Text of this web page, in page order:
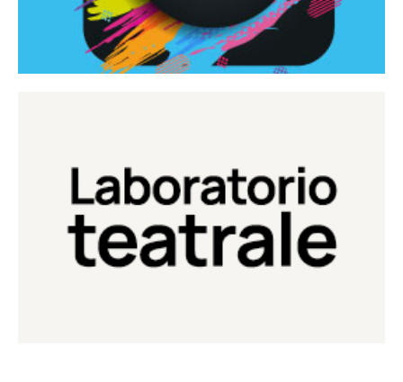
Laboratorio Teatrale
Laboratorio di teatro del Teatro Eduardo de Filippo
Continua